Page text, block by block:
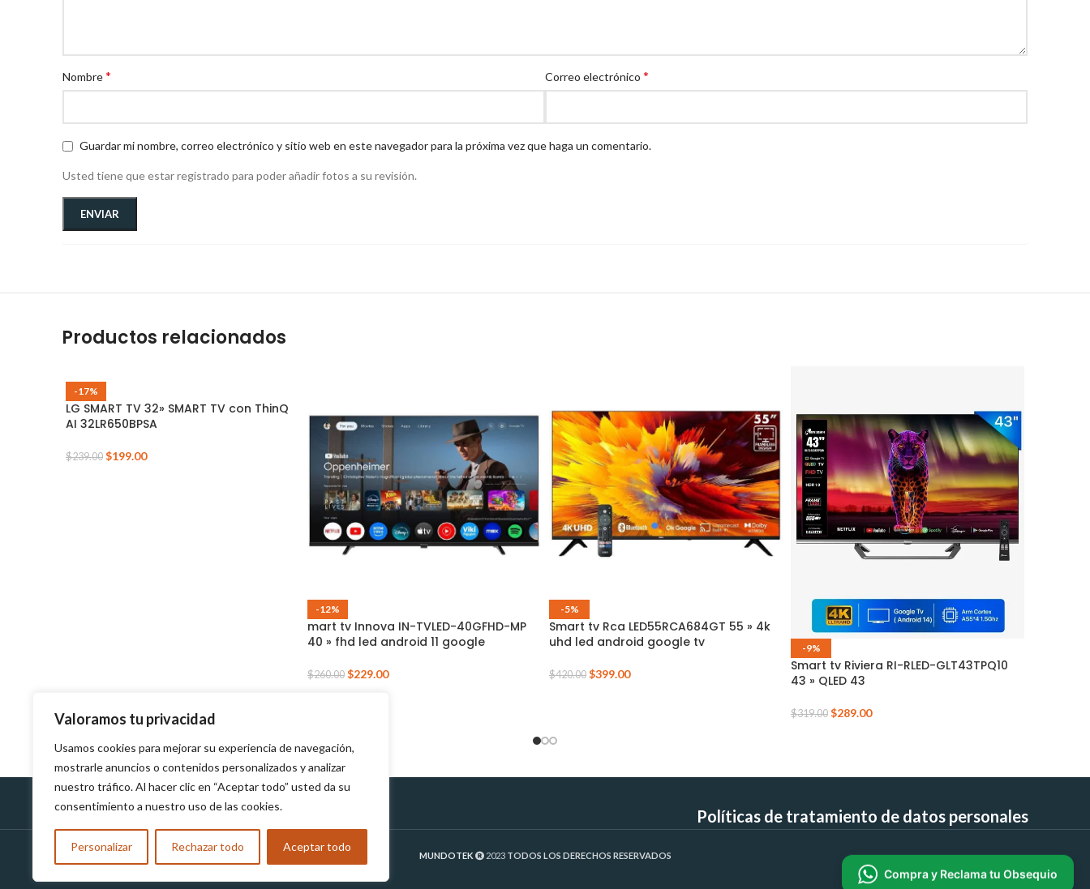
Valoramos tu privacidad
Usamos cookies para mejorar su experiencia de navegación,
mostrarle anuncios o contenidos personalizados y analizar
nuestro tráfico. Al hacer clic en “Aceptar todo” usted da su
consentimiento a nuestro uso de las cookies.
Personalizar Rechazar todo Aceptar todo
Nombre* Correo electrónico *
Guardar mi nombre, correo electrónico y sitio web en este navegador para la próxima vez que haga un comentario.
Usted tiene que estar registrado para poder añadir fotos a su revisión.
Productos relacionados
-17%
LG SMART TV 32» SMART TV con ThinQ
AI 32LR650BPSA
$239.00 $199.00
-12%
mart tv Innova IN-TVLED-40GFHD-MP
40 » fhd led android 11 google
$260.00 $229.00
-5%
Smart tv Rca LED55RCA684GT 55 » 4k
uhd led android google tv
$420.00 $399.00
-9%
Smart tv Riviera RI-RLED-GLT43TPQ10
43 » QLED 43
$319.00 $289.00
Políticas de Devolución Políticas de tratamiento de datos personales
MUNDOTEK 2023 TODOS LOS DERECHOS RESERVADOS
Compra y Reclama tu Obsequio